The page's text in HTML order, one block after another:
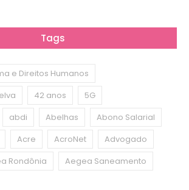
Tags
e Direitos Humanos
42 anos
5G
abdi Abelhas
Abono Salarial
Acre AcroNet
Advogado
Rondônia
Aegea Saneamento